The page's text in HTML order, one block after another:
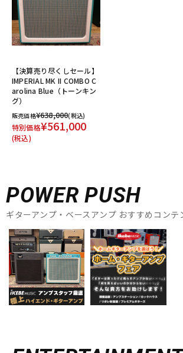
【決算売り尽くしセール】
IMPERIAL MK II COMBO C
arolina Blue（トーンキン
グ）
販売価格¥638,000(税込)
特別価格¥561,000
(税込)
POWER PUSH
ギターアンプ・ベースアンプ おすすめコンテ